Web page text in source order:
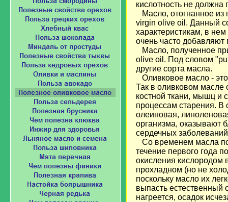
кислотность не
Масло, отогнанное из
virgin olive oil. Данный
характеристикам, в
очень часто добавляют
Масло, полученное
olive oil. Под словом
другие сорта масла.
Оливковое масло -
Так в оливковом масле
костной ткани, мышц и
процессам старения.
олеиновая,
организма, оказывают
сердечных
Со временем масла
течение первого года
окисления кислородом
прохладном (но не
поскольку масло их
выпасть естественный
нагреется, осадок